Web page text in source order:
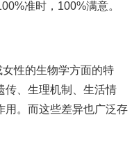
准时，100%满意。
性的生物学方面的特
传、生理机制、生活情
用。而这些差异也广泛存